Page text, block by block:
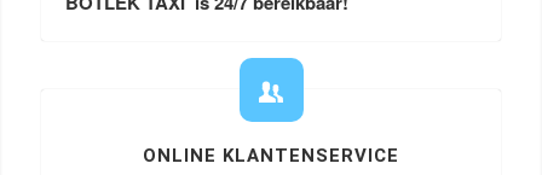
ONLINE KLANTENSERVICE